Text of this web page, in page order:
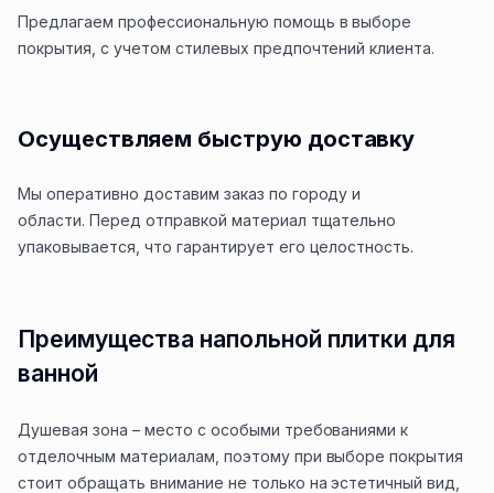
Предлагаем профессиональную помощь в выборе
покрытия, с учетом стилевых предпочтений клиента.
Осуществляем быструю доставку
Мы оперативно доставим заказ по городу и
области. Перед отправкой материал тщательно
упаковывается, что гарантирует его целостность.
Преимущества напольной плитки для
ванной
Душевая зона – место с особыми требованиями к
отделочным материалам, поэтому при выборе покрытия
стоит обращать внимание не только на эстетичный вид,